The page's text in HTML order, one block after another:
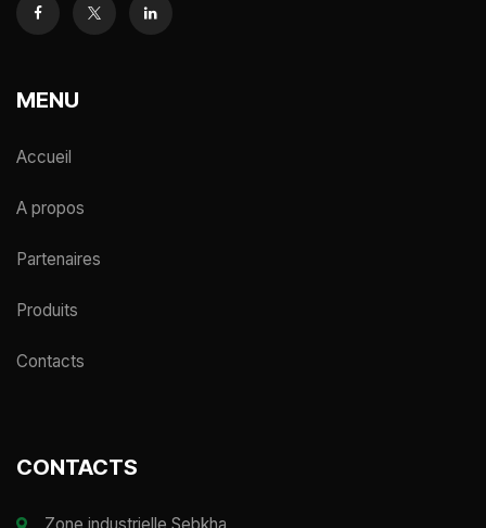
MENU
Accueil
A propos
Partenaires
Produits
Contacts
CONTACTS